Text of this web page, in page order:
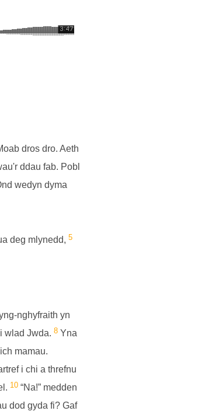
dros dro. Aeth
ddau fab. Pobl
wedyn dyma
deg mlynedd, 5
nghyfraith yn
wlad Jwda. 8 Yna
mamau.
i chi a threfnu
10 “Na!” medden
dod gyda fi? Gaf